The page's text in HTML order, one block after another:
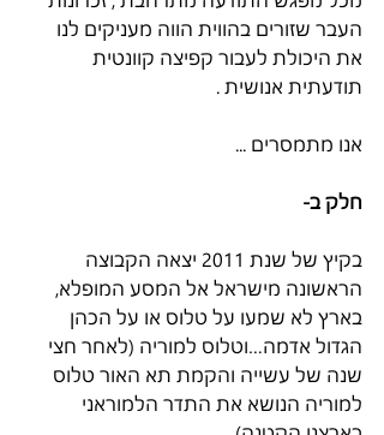
העבר שזורים בהווית הווה מעניקים לנו
את היכולת לעבור קפיצה קוונטית
תודעתית אנושית .
אנו מתמסרים ...
חלק ב-
בקיץ של שנת 2011 יצאה הקבוצה
הראשונה מישראל אל המסע המופלא,
בארץ לא שמעו על טלוס או על הכהן
הגדול אדמה…וטלוס למוריה (לאחר חצי
שנה של עשייה והקמת תא האור טלוס
למוריה הנושא את התדר הלמוראני